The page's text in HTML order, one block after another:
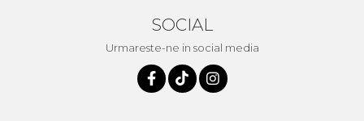
SOCIAL
Urmareste-ne in social media